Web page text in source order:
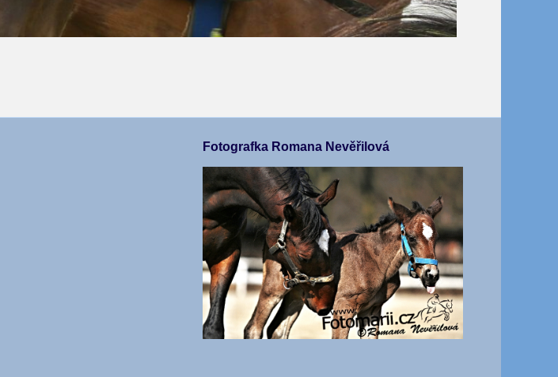
Fotografka Romana Nevěřilová